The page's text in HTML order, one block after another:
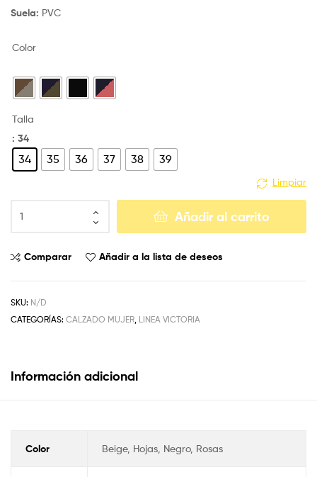
Suela: PVC
Color
Talla
: 34
34 35 36 37 38 39
Limpiar
Añadir al carrito
Comparar Añadir a la lista de deseos
SKU: N/D
CATEGORÍAS: CALZADO MUJER LINEA VICTORIA
Información adicional
Color Beige, Hojas, Negro, Rosas